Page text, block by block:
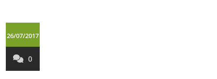
26/07/2017
0